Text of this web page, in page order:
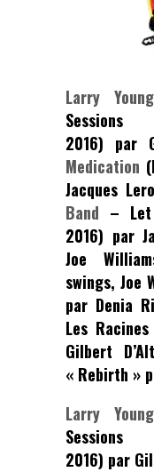
Larry Young
Sessions
2016) par
Medication
Jacques
Band –
2016) par
Joe
swings, Joe
par Denia
Les
Gilbert
« Rebirth »
Larry Young
Sessions
2016) par